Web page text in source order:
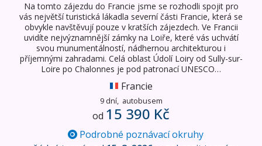
Na tomto zájezdu do Francie jsme se rozhodli spojit pro
vás největší turistická lákadla severní části Francie, která se
obvykle navštěvují pouze v kratších zájezdech. Ve Francii
uvidíte nejvýznamnější zámky na Loiře, které vás uchvátí
svou munumentálností, nádhernou architekturou i
příjemnými zahradami. Celá oblast Údolí Loiry od Sully-sur-
Loire po Chalonnes je pod patronací UNESCO…
Francie
9 dní, autobusem
od 15 390 Kč
Podrobné poznávací okruhy